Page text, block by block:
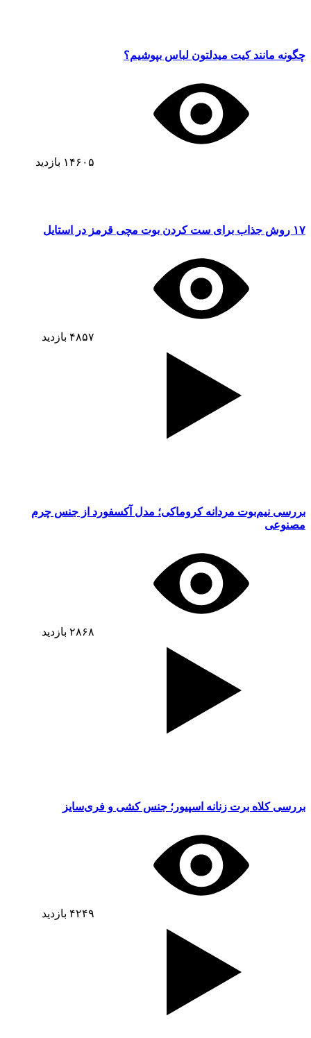
چگونه مانند کیت میدلتون لباس بپوشیم؟
۱۴۶۰۵ بازدید
۱۷ روش جذاب برای ست کردن بوت مچی قرمز در استایل
۴۸۵۷ بازدید
بررسی نیم‌بوت مردانه کروماکی؛ مدل آکسفورد از جنس چرم
مصنوعی
۲۸۶۸ بازدید
بررسی کلاه برت زنانه اسپیور؛ جنس کشی و فری‌سایز
۴۲۴۹ بازدید